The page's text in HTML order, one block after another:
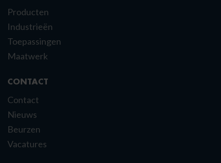
Producten
Industrieën
Toepassingen
Maatwerk
CONTACT
Contact
Nieuws
Beurzen
Vacatures